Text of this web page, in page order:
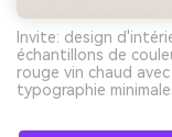
Invite: design
échantillons de
rouge vin chaud
typographie